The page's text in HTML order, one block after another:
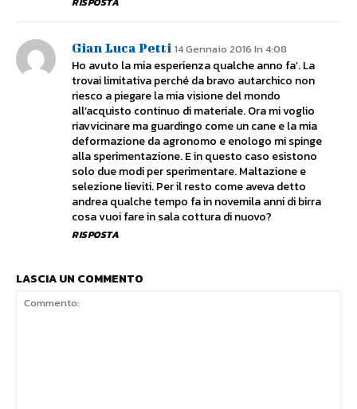
Gian Luca Petti 14 Gennaio 2016 In 4:08
Ho avuto la mia esperienza qualche anno fa’. La
trovai limitativa perché da bravo autarchico non
riesco a piegare la mia visione del mondo
all’acquisto continuo di materiale. Ora mi voglio
riavvicinare ma guardingo come un cane e la mia
deformazione da agronomo e enologo mi spinge
alla sperimentazione. E in questo caso esistono
solo due modi per sperimentare. Maltazione e
selezione lieviti. Per il resto come aveva detto
andrea qualche tempo fa in novemila anni di birra
cosa vuoi fare in sala cottura di nuovo?
RISPOSTA
LASCIA UN COMMENTO